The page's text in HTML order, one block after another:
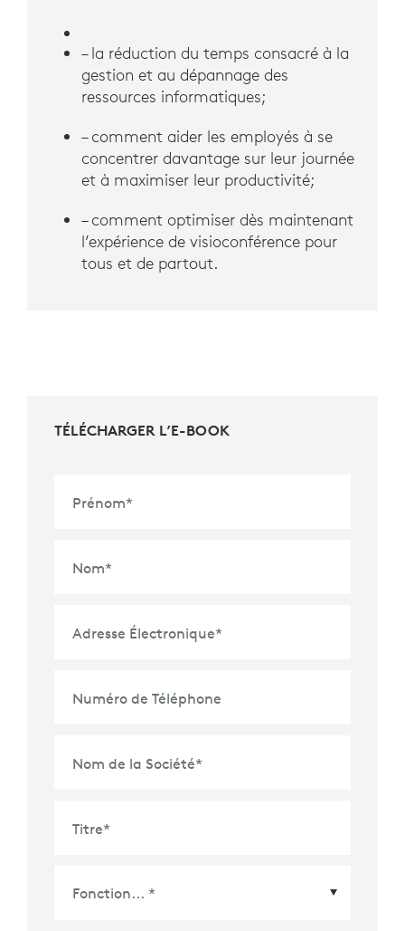
– la réduction du temps consacré à la
gestion et au dépannage des
ressources informatiques;
– comment aider les employés à se
concentrer davantage sur leur journée
et à maximiser leur productivité;
– comment optimiser dès maintenant
l’expérience de visioconférence pour
tous et de partout.
TÉLÉCHARGER L’E-BOOK
Prénom*
Nom*
Adresse Électronique*
Numéro de Téléphone
Nom de la Société*
Titre*